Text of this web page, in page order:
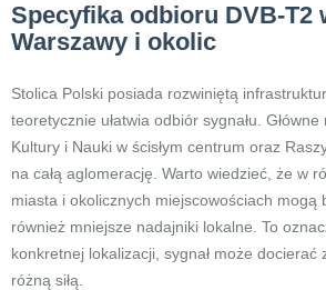
Specyfika odbioru DVB-T2
Warszawy i okolic
Stolica Polski posiada rozwiniętą
teoretycznie ułatwia odbiór sygnału. Główne
Kultury i Nauki w ścisłym centrum oraz
na całą aglomerację. Warto wiedzieć, że w
miasta i okolicznych miejscowościach mogą
również mniejsze nadajniki lokalne. To
konkretnej lokalizacji, sygnał może docierać
różną siłą.